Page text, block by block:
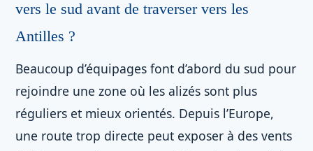
vers le sud avant de traverser vers les
Antilles ?
Beaucoup d’équipages font d’abord du sud pour
rejoindre une zone où les alizés sont plus
réguliers et mieux orientés. Depuis l’Europe,
une route trop directe peut exposer à des vents